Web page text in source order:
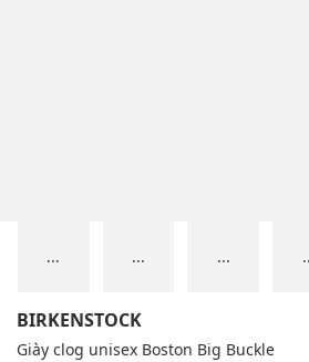
... ... ...
BIRKENSTOCK
Giày clog unisex Boston Big Buckle